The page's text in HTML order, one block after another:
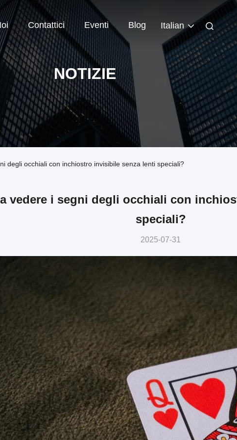
Contattici Eventi Blog Italian
NOTIZIE
degli occhiali con inchiostro invisibile senza lenti speciali?
vedere i segni degli occhiali con
speciali?
2025-07-31